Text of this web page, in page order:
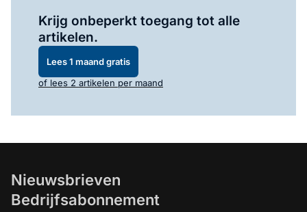
Krijg onbeperkt toegang tot alle
artikelen.
Lees 1 maand gratis
of lees 2 artikelen per maand
Nieuwsbrieven
Bedrijfsabonnement